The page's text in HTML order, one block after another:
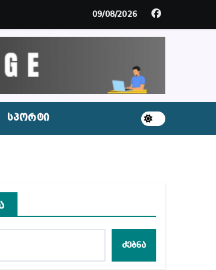
ითვალისწინებს
რუსი ტურისტებისთვის, ჩვენი
კუპატაძე ნანუკა ჟორჟოლიანს
მოთავსება, საერთაშორისო
ხორცი შეჰქონდათ
09/08/2026
სპორტი
ძებნა